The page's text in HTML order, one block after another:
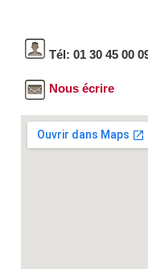
Tél: 01 30 45 00
Nous écrire